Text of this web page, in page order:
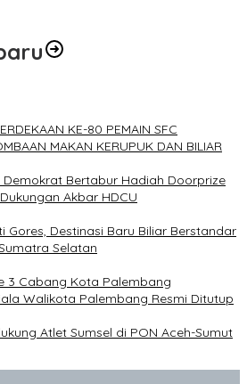
KE-80 PEMAIN SFC
MAKAN KERUPUK DAN BILIAR
Bertabur Hadiah Doorprize
Akbar HDCU
Gores, Destinasi Baru Biliar Berstandar
Selatan
3 Cabang Kota Palembang
Walikota Palembang Resmi Ditutup
Atlet Sumsel di PON Aceh-Sumut